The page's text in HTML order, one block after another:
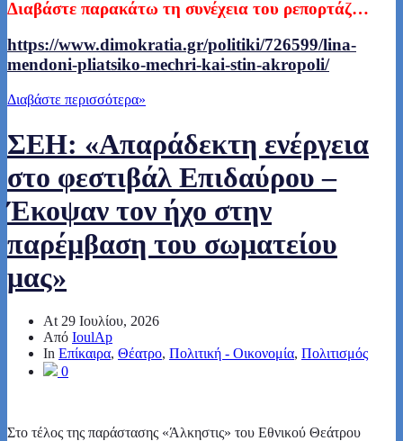
Διαβάστε παρακάτω τη συνέχεια του ρεπορτάζ…
https://www.dimokratia.gr/politiki/726599/lina-
mendoni-pliatsiko-mechri-kai-stin-akropoli/
Διαβάστε περισσότερα»
ΣΕΗ: «Απαράδεκτη ενέργεια
στο φεστιβάλ Επιδαύρου –
Έκοψαν τον ήχο στην
παρέμβαση του σωματείου
μας»
At 29 Ιουλίου, 2026
Από IoulAp
In Επίκαιρα, Θέατρο, Πολιτική - Οικονομία, Πολιτισμός
0
Στο τέλος της παράστασης «Άλκηστις» του Εθνικού Θεάτρου